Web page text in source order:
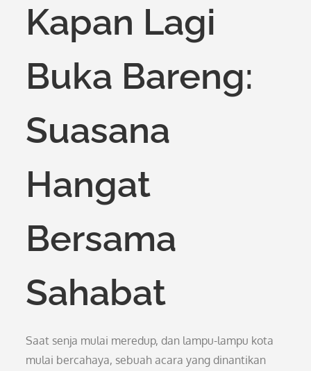
Kapan Lagi
Buka Bareng:
Suasana
Hangat
Bersama
Sahabat
Saat senja mulai meredup, dan lampu-lampu kota
mulai bercahaya, sebuah acara yang dinantikan